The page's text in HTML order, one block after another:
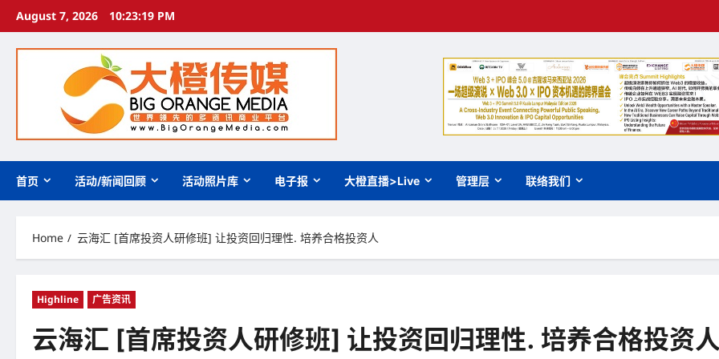
Skip
content
August 7, 2026 10:23:21 PM
首页 活动/新闻回顾 活动照片库 电子报 大橙直播>Live 管理层 联络我们
Home 云海汇 [首席投资人研修班] 让投资回归理性. 培养合格投资人
Highline 广告资讯
云海汇 [首席投资人研修班] 让投资回归理性. 培养合格投资